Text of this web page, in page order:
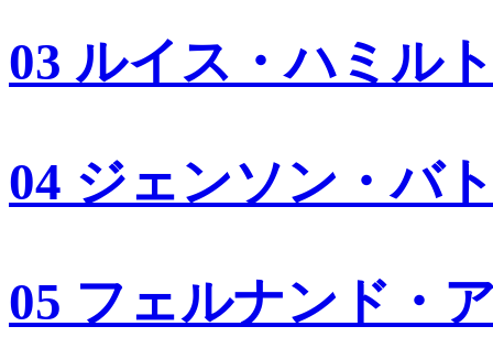
03 ルイス・ハミル
04 ジェンソン・バ
05 フェルナンド・